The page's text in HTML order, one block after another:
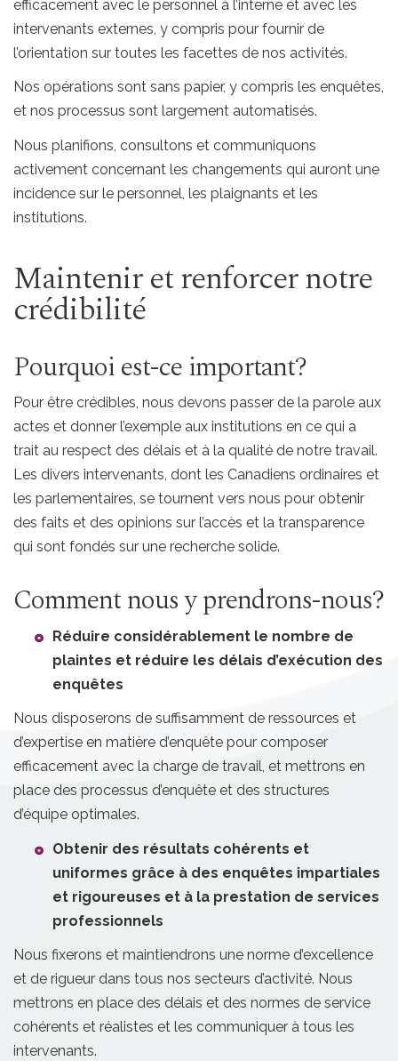
efficacement avec le personnel à l’interne et avec les
intervenants externes, y compris pour fournir de
l’orientation sur toutes les facettes de nos activités.
Nos opérations sont sans papier, y compris les enquêtes,
et nos processus sont largement automatisés.
Nous planifions, consultons et communiquons
activement concernant les changements qui auront une
incidence sur le personnel, les plaignants et les
institutions.
Maintenir et renforcer notre
crédibilité
Pourquoi est-ce important?
Pour être crédibles, nous devons passer de la parole aux
actes et donner l’exemple aux institutions en ce qui a
trait au respect des délais et à la qualité de notre travail.
Les divers intervenants, dont les Canadiens ordinaires et
les parlementaires, se tournent vers nous pour obtenir
des faits et des opinions sur l’accès et la transparence
qui sont fondés sur une recherche solide.
Comment nous y prendrons-nous?
Réduire considérablement le nombre de
plaintes et réduire les délais d’exécution des
enquêtes
Nous disposerons de suffisamment de ressources et
d’expertise en matière d’enquête pour composer
efficacement avec la charge de travail, et mettrons en
place des processus d’enquête et des structures
d’équipe optimales.
Obtenir des résultats cohérents et
uniformes grâce à des enquêtes impartiales
et rigoureuses et à la prestation de services
professionnels
Nous fixerons et maintiendrons une norme d’excellence
et de rigueur dans tous nos secteurs d’activité. Nous
mettrons en place des délais et des normes de service
cohérents et réalistes et les communiquer à tous les
intervenants.